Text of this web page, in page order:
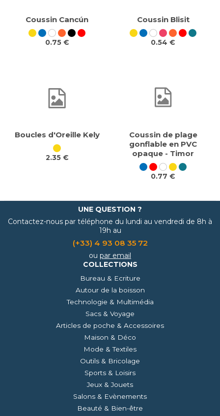
Coussin Cancún
0.75 €
Coussin Blisit
0.54 €
Boucles d'Oreille Kely
2.35 €
Coussin de plage
gonflable en PVC
opaque - Timor
0.77 €
UNE QUESTION ?
Contactez-nous par téléphone du lundi au vendredi de 8h à
19h au
(+33) 4 93 08 35 72
ou par email
COLLECTIONS
Bureau & Ecriture
Autour de la boisson
Technologie & Multimédia
Sacs & Voyage
Articles de poche & Accessoires
Maison & Déco
Mode & Textiles
Outils & Bricolage
Sports & Loisirs
Jeux & Jouets
Salons & Evènements
Beauté & Bien-être